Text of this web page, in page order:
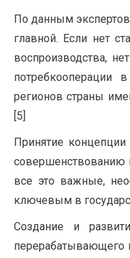
По данным
главной. Если нет
воспроизводства,
регионов страны
[5]
Принятие
совершенствованию
все это важные,
ключевым в
Создание и
перерабатывающего